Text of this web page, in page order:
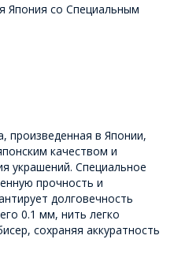
Япония со Специальным
произведенная в Японии,
качеством и
украшений. Специальное
прочность и
долговечность
0.1 мм, нить легко
сохраняя аккуратность